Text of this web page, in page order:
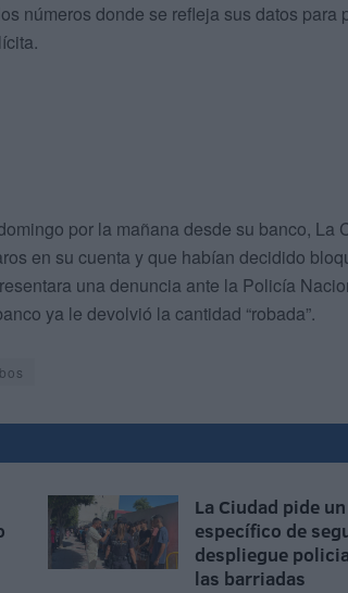
números donde se refleja sus datos para
por la mañana desde su banco, La
en su cuenta y que habían decidido
una denuncia ante la Policía
ya le devolvió la cantidad “robada”.
La Ciudad pide
específico de
despliegue
las barriadas